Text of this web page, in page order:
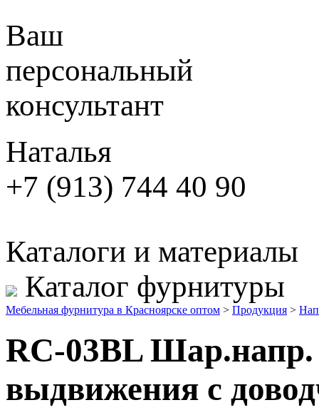
Ваш
персональный
консультант
Наталья
+7 (913) 744 40 90
Каталоги и материалы
Каталог фурнитуры
Мебельная фурнитура в Красноярске оптом > Продукция >
RC-03BL Шар.напр.
выдвижения с